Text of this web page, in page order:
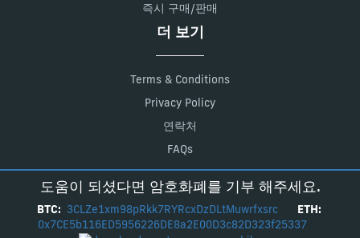
즉시 구매/판매
더 보기
Terms & Conditions
Privacy Policy
연락처
FAQs
도움이 되셨다면 암호화폐를 기부 해주세요.
BTC: 3CLZe1xm98pRkk7RYRcxDzDLtMuwrfxsrc
ETH:
0x7CE5b116ED5956226DE8a2E00D3c82D323f25337